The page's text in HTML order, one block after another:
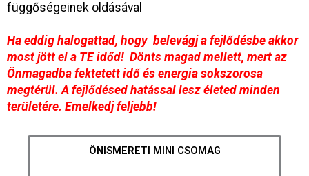
függőségeinek oldásával
Ha eddig halogattad, hogy belevágj a fejlődésbe akkor
most jött el a TE időd! Dönts magad mellett, mert az
Önmagadba fektetett idő és energia sokszorosa
megtérül. A fejlődésed hatással lesz életed minden
területére. Emelkedj feljebb!
ÖNISMERETI MINI CSOMAG